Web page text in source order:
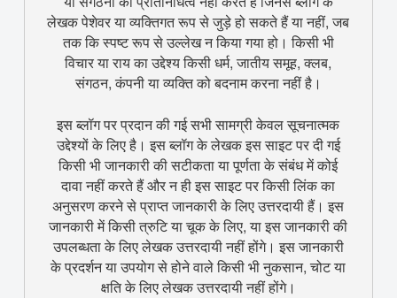
लेखक पेशेवर या व्यक्तिगत रूप से जुड़े हो सकते हैं या नहीं, जब
तक कि स्पष्ट रूप से उल्लेख न किया गया हो। किसी भी
विचार या राय का उद्देश्य किसी धर्म, जातीय समूह, क्लब,
संगठन, कंपनी या व्यक्ति को बदनाम करना नहीं है।
इस ब्लॉग पर प्रदान की गई सभी सामग्री केवल सूचनात्मक
उद्देश्यों के लिए है। इस ब्लॉग के लेखक इस साइट पर दी गई
किसी भी जानकारी की सटीकता या पूर्णता के संबंध में कोई
दावा नहीं करते हैं और न ही इस साइट पर किसी लिंक का
अनुसरण करने से प्राप्त जानकारी के लिए उत्तरदायी हैं। इस
जानकारी में किसी त्रुटि या चूक के लिए, या इस जानकारी की
उपलब्धता के लिए लेखक उत्तरदायी नहीं होंगे। इस जानकारी
के प्रदर्शन या उपयोग से होने वाले किसी भी नुकसान, चोट या
क्षति के लिए लेखक उत्तरदायी नहीं होंगे।